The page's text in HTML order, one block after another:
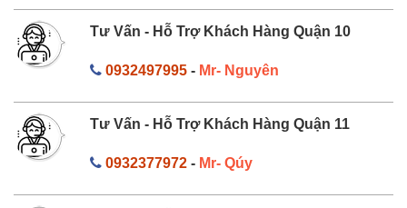
Tư Vấn - Hỗ Trợ Khách Hàng Quận 10
0932497995- Mr- Nguyên
Tư Vấn - Hỗ Trợ Khách Hàng Quận 11
0932377972- Mr- Qúy